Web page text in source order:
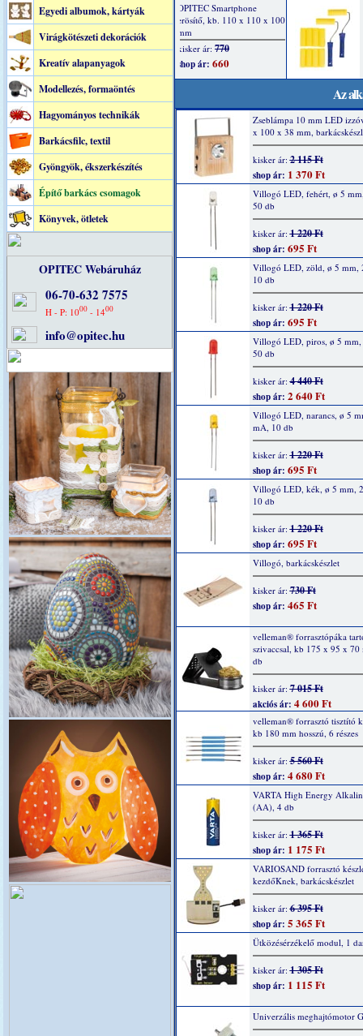
Egyedi albumok, kártyák
Virágkötészeti dekorációk
Kreatív alapanyagok
Modellezés, formaöntés
Hagyományos technikák
Barkácsfilc, textil
Gyöngyök, ékszerkészítés
Építő barkács csomagok
Könyvek, ötletek
OPITEC Webáruház
06-70-632 7575
H - P: 1000 - 1400
info@opitec.hu
Az
Zseblámpa 10 mm LED
x 100 x 38 mm,
kisker ár:2 115 Ft
shop ár: 1 370 Ft
Villogó LED, fehért, ø 5
50 db
kisker ár:1 220 Ft
shop ár: 695 Ft
Villogó LED, zöld, ø 5 mm,
10 db
kisker ár:1 220 Ft
shop ár: 695 Ft
Villogó LED, piros, ø 5
50 db
kisker ár:4 440 Ft
shop ár: 2 640 Ft
Villogó LED, narancs, ø 5
mA, 10 db
kisker ár:1 220 Ft
shop ár: 695 Ft
Villogó LED, kék, ø 5 mm,
10 db
kisker ár:1 220 Ft
shop ár: 695 Ft
Villogó, barkácskészlet
kisker ár:730 Ft
shop ár: 465 Ft
velleman® forrasztópáka
szivaccsal, kb 175 x 95 x 70
db
kisker ár:7 015 Ft
akciós ár: 4 600 Ft
velleman® forrasztó tisztító
kb 180 mm hosszú, 6 részes
kisker ár:5 560 Ft
shop ár: 4 680 Ft
VARTA High Energy
(AA), 4 db
kisker ár:1 365 Ft
shop ár: 1 175 Ft
VARIOSAND forrasztó
kezdőKnek, barkácskészlet
kisker ár:6 395 Ft
shop ár: 5 365 Ft
Ütközésérzékelő modul, 1
kisker ár:1 305 Ft
shop ár: 1 115 Ft
Univerzális meghajtómotor